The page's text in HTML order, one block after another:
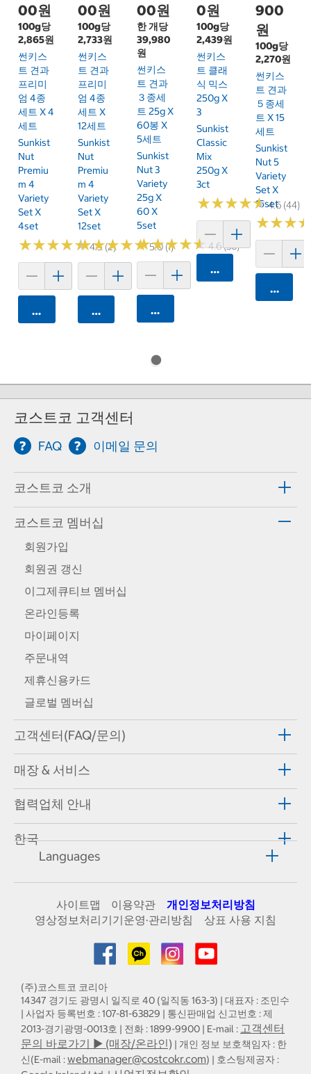
00원
100g당
2,865원
썬키스
트 견과
프리미
엄 4종
세트 X 4
세트
Sunkist
Nut
Premiu
M 4
Variety
Set X
4set
★★★★★
★★★★★4.5 (2)
카트에 담기
00원
100g당
2,733원
썬키스
트 견과
프리미
엄 4종
세트 X
12세트
Sunkist
Nut
Premiu
M 4
Variety
Set X
12set
★★★★★
★★★★★5.0 (1)
카트에 담기
00원
한 개당
39,980
원
썬키스
트 견과
３종세
트 25g X
60봉 X
5세트
Sunkist
Nut 3
Variety
25g X
60 X
5set
★★★★★
★★★★★4.6 (36)
카트에 담기
0원
100g당
2,439원
썬키스
트 클래
식 믹스
250g X
3
Sunkist
Classic
Mix
250g X
3ct
★★★★★
★★★★★4.6 (44)
카트에 담기
900
원
100g당
2,270원
썬키스
트 견과
５종세
트 X 15
세트
Sunkist
Nut 5
Variety
Set X
15set
★★★
★★★
카트에
코스트코 고객센터
FAQ 이메일 문의
코스트코 소개
코스트코 멤버십
회원가입
회원권 갱신
이그제큐티브 멤버십
온라인등록
마이페이지
주문내역
제휴신용카드
글로벌 멤버십
고객센터(FAQ/문의)
매장 & 서비스
협력업체 안내
한국
Languages
사이트맵 이용약관
개인정보처리방침
영상정보처리기기운영·관리방침
상표 사용 지침
(주)코스트코 코리아
14347 경기도 광명시 일직로 40 (일직동 163-3) | 대표자 : 조민수
| 사업자 등록번호 : 107-81-63829 | 통신판매업 신고번호 : 제
2013-경기광명-0013호 | 전화 : 1899-9900 | E-mail : 고객센터
문의 바로가기 ▶ (매장/온라인) | 개인 정보 보호책임자 : 한
신(E-mail :webmanager@costcokr.com) | 호스팅제공자 :